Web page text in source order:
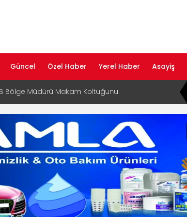
Güncel Özel Haber Yerel Haber Asayiş
Bölge Müdürü Makam Koltuğunu
Rehberi ile Google ve Yapay Zeka
Öne Çıkın
Rehberi Hizmete Girdi
Yayın Hayatına Başladı | Hızlı ve Akıllı
Dijital Devrim: Rota Sepetim